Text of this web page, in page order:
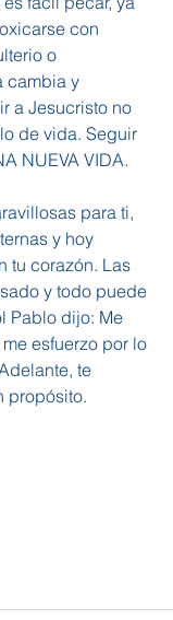
con
o
cambia y
a Jesucristo no
de vida. Seguir
NUEVA VIDA.
para ti,
y hoy
tu corazón. Las
y todo puede
Pablo dijo: Me
esfuerzo por lo
te
propósito.